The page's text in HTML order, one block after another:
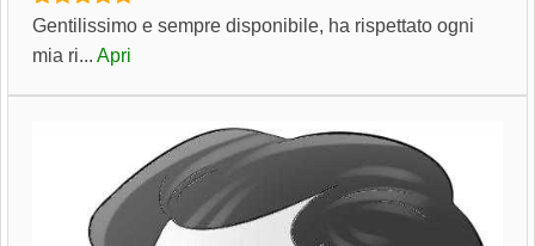
Gentilissimo e sempre disponibile, ha rispettato ogni
mia ri... Apri